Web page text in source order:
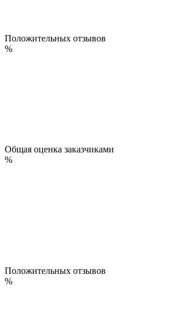
Положительных отзывов
%
Общая оценка заказчиками
%
Положительных отзывов
%